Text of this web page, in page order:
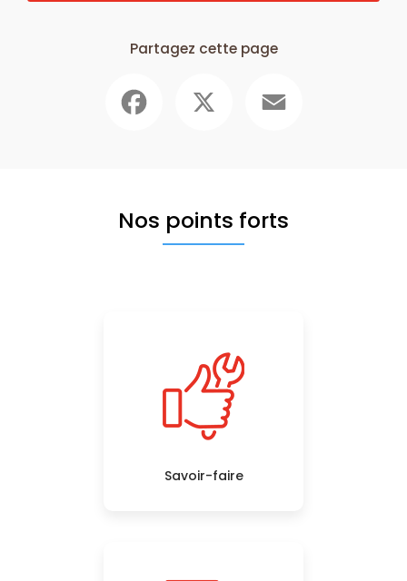
Partagez cette page
Nos points forts
Savoir-faire